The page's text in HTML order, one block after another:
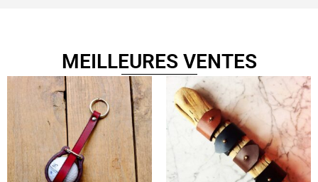
MEILLEURES VENTES